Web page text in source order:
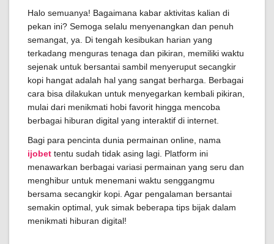
Halo semuanya! Bagaimana kabar aktivitas kalian di
pekan ini? Semoga selalu menyenangkan dan penuh
semangat, ya. Di tengah kesibukan harian yang
terkadang menguras tenaga dan pikiran, memiliki waktu
sejenak untuk bersantai sambil menyeruput secangkir
kopi hangat adalah hal yang sangat berharga. Berbagai
cara bisa dilakukan untuk menyegarkan kembali pikiran,
mulai dari menikmati hobi favorit hingga mencoba
berbagai hiburan digital yang interaktif di internet.
Bagi para pencinta dunia permainan online, nama
ijobet tentu sudah tidak asing lagi. Platform ini
menawarkan berbagai variasi permainan yang seru dan
menghibur untuk menemani waktu senggangmu
bersama secangkir kopi. Agar pengalaman bersantai
semakin optimal, yuk simak beberapa tips bijak dalam
menikmati hiburan digital!